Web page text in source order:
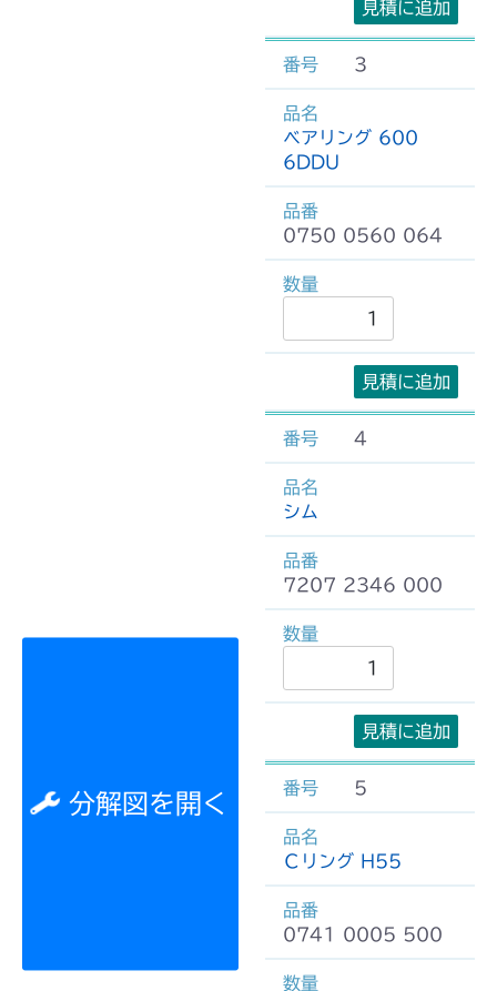
分解図を開く
見積に追加
3
ベアリング 600
6DDU
0750 0560 064
見積に追加
4
シム
7207 2346 000
見積に追加
5
Ｃリング H55
0741 0005 500